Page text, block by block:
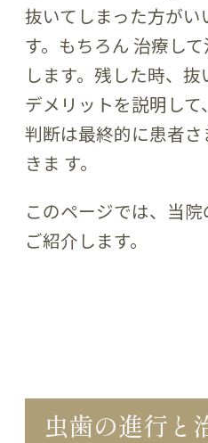
抜いてしまった方がい
す。もちろん 治療し
します。残した時、
デメリットを説明し
判断は最終的に患者
きま す。
このページでは、当
ご紹介します。
虫歯の進行と